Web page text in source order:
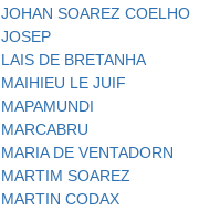
JOHAN SOAREZ COELHO
JOSEP
LAIS DE BRETANHA
MAIHIEU LE JUIF
MAPAMUNDI
MARCABRU
MARIA DE VENTADORN
MARTIM SOAREZ
MARTIN CODAX